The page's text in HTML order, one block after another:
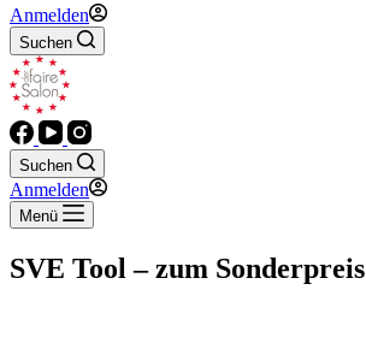
Anmelden
Suchen
Suchen
Anmelden
Menü
SVE Tool – zum Sonderpreis